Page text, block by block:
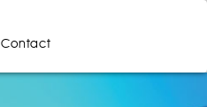
Contact